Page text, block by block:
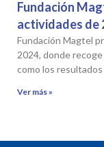
Fundación
actividades de
Fundación Magtel
2024, donde
como los
Ver más »